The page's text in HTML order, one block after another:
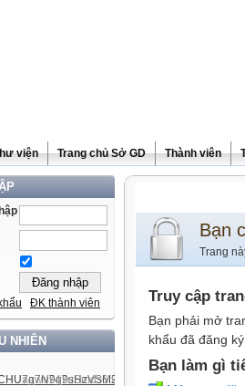
viện Trang chủ Sở GD Thành viên
ĐK thành viên
NHIÊN
Bạn
Trang
Truy cập
Bạn phải mở
khẩu đã đăng
Bạn làm gì